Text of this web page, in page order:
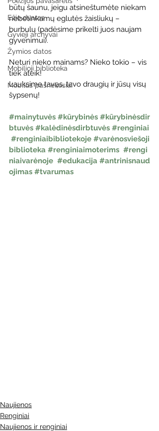
Ežio dvaras
Gyvieji archyvai
Žymios datos
Mobilioji biblioteka
Mobilūs pašnekesiai
būtų šaunu, jeigu atsineštumėte niekam
nebetinkamų eglutės žaisliukų –
burbulų (padėsime prikelti juos naujam
gyvenimui).
Neturi nieko mainams? Nieko tokio – vis
tiek ateik!
Lauksime tavęs, tavo draugių ir jūsų visų
šypsenų!
#mainytuvės #kūrybinės #kūrybinėsdir
btuvės #kalėdinėsdirbtuvės #renginiai
#renginiaibibliotekoje #varėnosviešoji
biblioteka #renginiaimoterims #rengi
niaivarėnoje #edukacija #antrinisnaud
ojimas #tvarumas
Naujienos
Renginiai
Naujienos ir renginiai